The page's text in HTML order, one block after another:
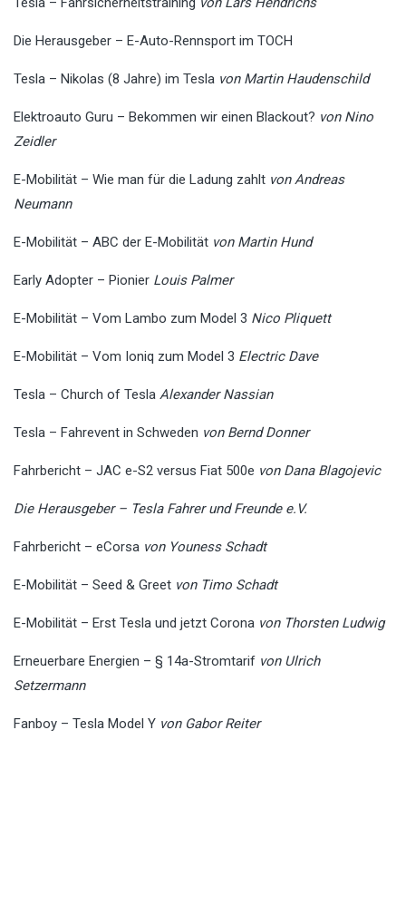
Die Herausgeber – E-Auto-Rennsport im TOCH
Tesla – Nikolas (8 Jahre) im Tesla von Martin Haudenschild
Elektroauto Guru – Bekommen wir einen Blackout? von Nino
Zeidler
E-Mobilität – Wie man für die Ladung zahlt von Andreas
Neumann
E-Mobilität – ABC der E-Mobilität von Martin Hund
Early Adopter – Pionier Louis Palmer
E-Mobilität – Vom Lambo zum Model 3 Nico Pliquett
E-Mobilität – Vom Ioniq zum Model 3 Electric Dave
Tesla – Church of Tesla Alexander Nassian
Tesla – Fahrevent in Schweden von Bernd Donner
Fahrbericht – JAC e-S2 versus Fiat 500e von Dana Blagojevic
Die Herausgeber – Tesla Fahrer und Freunde e.V.
Fahrbericht – eCorsa von Youness Schadt
E-Mobilität – Seed & Greet von Timo Schadt
E-Mobilität – Erst Tesla und jetzt Corona von Thorsten Ludwig
Erneuerbare Energien – § 14a-Stromtarif von Ulrich
Setzermann
Fanboy – Tesla Model Y von Gabor Reiter